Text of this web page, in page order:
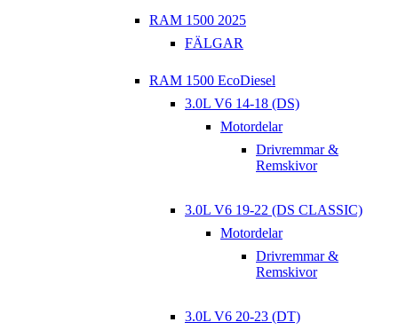
RAM 1500 2025
FÄLGAR
RAM 1500 EcoDiesel
3.0L V6 14-18 (DS)
Motordelar
Drivremmar &
Remskivor
3.0L V6 19-22 (DS CLASSIC)
Motordelar
Drivremmar &
Remskivor
3.0L V6 20-23 (DT)